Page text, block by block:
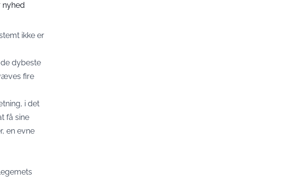
nyhed
ikke er
dybeste
fire
i det
få sine
en evne